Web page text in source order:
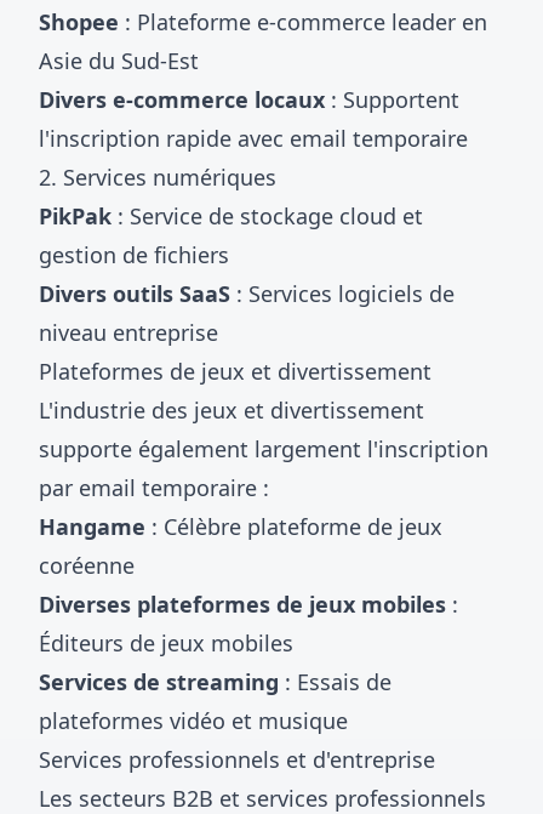
Shopee : Plateforme e-commerce leader en
Asie du Sud-Est
Divers e-commerce locaux : Supportent
l'inscription rapide avec email temporaire
2. Services numériques
PikPak : Service de stockage cloud et
gestion de fichiers
Divers outils SaaS : Services logiciels de
niveau entreprise
Plateformes de jeux et divertissement
L'industrie des jeux et divertissement
supporte également largement l'inscription
par email temporaire :
Hangame : Célèbre plateforme de jeux
coréenne
Diverses plateformes de jeux mobiles :
Éditeurs de jeux mobiles
Services de streaming : Essais de
plateformes vidéo et musique
Services professionnels et d'entreprise
Les secteurs B2B et services professionnels